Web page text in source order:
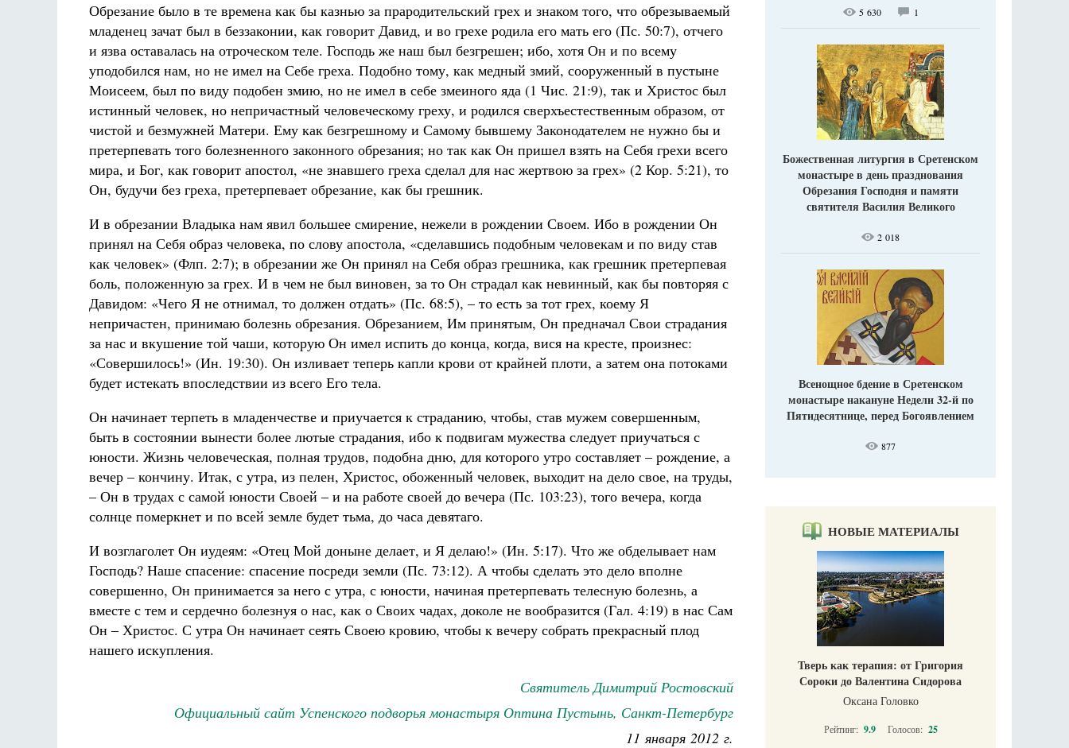
Обрезание было в те времена как бы казнью за прародительский грех и знаком того, что обрезываемый
младенец зачат был в беззаконии, как говорит Давид, и во грехе родила его мать его (Пс. 50:7), отчего
и язва оставалась на отроческом теле. Господь же наш был безгрешен; ибо, хотя Он и по всему
уподобился нам, но не имел на Себе греха. Подобно тому, как медный змий, сооруженный в пустыне
Моисеем, был по виду подобен змию, но не имел в себе змеиного яда (1 Чис. 21:9), так и Христос был
истинный человек, но непричастный человеческому греху, и родился сверхъестественным образом, от
чистой и безмужней Матери. Ему как безгрешному и Самому бывшему Законодателем не нужно бы и
претерпевать того болезненного законного обрезания; но так как Он пришел взять на Себя грехи всего
мира, и Бог, как говорит апостол, «не знавшего греха сделал для нас жертвою за грех» (2 Кор. 5:21), то
Он, будучи без греха, претерпевает обрезание, как бы грешник.
И в обрезании Владыка нам явил большее смирение, нежели в рождении Своем. Ибо в рождении Он
принял на Себя образ человека, по слову апостола, «сделавшись подобным человекам и по виду став
как человек» (Флп. 2:7); в обрезании же Он принял на Себя образ грешника, как грешник претерпевая
боль, положенную за грех. И в чем не был виновен, за то Он страдал как невинный, как бы повторяя с
Давидом: «Чего Я не отнимал, то должен отдать» (Пс. 68:5), – то есть за тот грех, коему Я
непричастен, принимаю болезнь обрезания. Обрезанием, Им принятым, Он предначал Свои страдания
за нас и вкушение той чаши, которую Он имел испить до конца, когда, вися на кресте, произнес:
«Совершилось!» (Ин. 19:30). Он изливает теперь капли крови от крайней плоти, а затем она потоками
будет истекать впоследствии из всего Его тела.
Он начинает терпеть в младенчестве и приучается к страданию, чтобы, став мужем совершенным,
быть в состоянии вынести более лютые страдания, ибо к подвигам мужества следует приучаться с
юности. Жизнь человеческая, полная трудов, подобна дню, для которого утро составляет – рождение, а
вечер – кончину. Итак, с утра, из пелен, Христос, обоженный человек, выходит на дело свое, на труды,
– Он в трудах с самой юности Своей – и на работе своей до вечера (Пс. 103:23), того вечера, когда
солнце померкнет и по всей земле будет тьма, до часа девятаго.
И возглаголет Он иудеям: «Отец Мой доныне делает, и Я делаю!» (Ин. 5:17). Что же обделывает нам
Господь? Наше спасение: спасение посреди земли (Пс. 73:12). А чтобы сделать это дело вполне
совершенно, Он принимается за него с утра, с юности, начиная претерпевать телесную болезнь, а
вместе с тем и сердечно болезнуя о нас, как о Своих чадах, доколе не вообразится (Гал. 4:19) в нас Сам
Он – Христос. С утра Он начинает сеять Своею кровию, чтобы к вечеру собрать прекрасный плод
нашего искупления.
Святитель Димитрий Ростовский
Официальный сайт Успенского подворья монастыря Оптина Пустынь, Санкт-Петербург
11 января 2012 г.
5 630 1
Божественная литургия в Сретенском
монастыре в день празднования
Обрезания Господня и памяти
святителя Василия Великого
2 018
Всенощное бдение в Сретенском
монастыре накануне Недели 32-й по
Пятидесятнице, перед Богоявлением
877
НОВЫЕ МАТЕРИАЛЫ
Тверь как терапия: от Григория
Сороки до Валентина Сидорова
Оксана Головко
Рейтинг: 9.9 Голосов: 25